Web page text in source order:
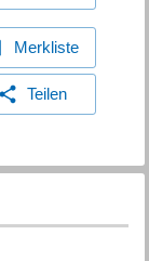
Merkliste
Teilen